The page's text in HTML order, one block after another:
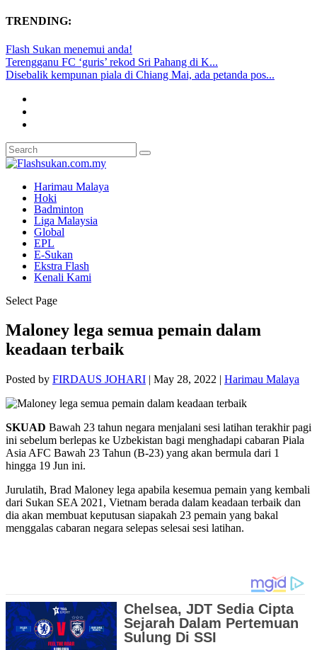
TRENDING:
Flash Sukan menemui anda!
Terengganu FC ‘guris’ rekod Sri Pahang di K...
Disebalik kempunan piala di Chiang Mai, ada petanda pos...
Harimau Malaya
Hoki
Badminton
Liga Malaysia
Global
EPL
E-Sukan
Ekstra Flash
Kenali Kami
Select Page
Maloney lega semua pemain dalam
keadaan terbaik
Posted by FIRDAUS JOHARI | May 28, 2022 | Harimau Malaya
SKUAD Bawah 23 tahun negara menjalani sesi latihan terakhir pagi
ini sebelum berlepas ke Uzbekistan bagi menghadapi cabaran Piala
Asia AFC Bawah 23 Tahun (B-23) yang akan bermula dari 1
hingga 19 Jun ini.
Jurulatih, Brad Maloney lega apabila kesemua pemain yang kembali
dari Sukan SEA 2021, Vietnam berada dalam keadaan terbaik dan
dia akan membuat keputusan siapakah 23 pemain yang bakal
menggalas cabaran negara selepas selesai sesi latihan.